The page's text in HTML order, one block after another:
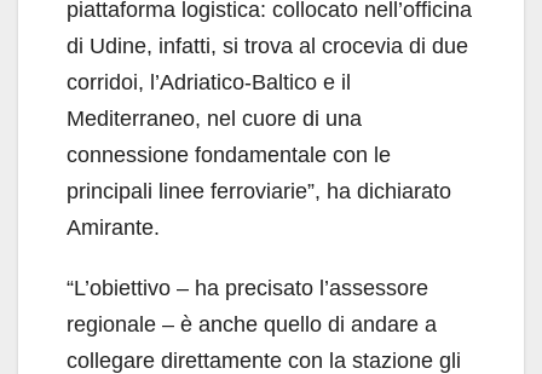
piattaforma logistica: collocato nell’officina
di Udine, infatti, si trova al crocevia di due
corridoi, l’Adriatico-Baltico e il
Mediterraneo, nel cuore di una
connessione fondamentale con le
principali linee ferroviarie”, ha dichiarato
Amirante.
“L’obiettivo – ha precisato l’assessore
regionale – è anche quello di andare a
collegare direttamente con la stazione gli